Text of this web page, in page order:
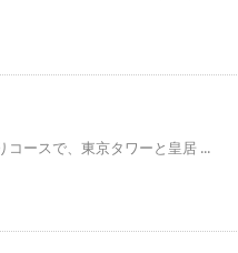
ースで、東京タワーと皇居 ...